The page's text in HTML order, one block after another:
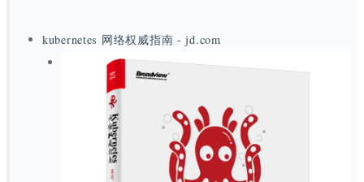
kubernetes 网络权威指南 - jd.com